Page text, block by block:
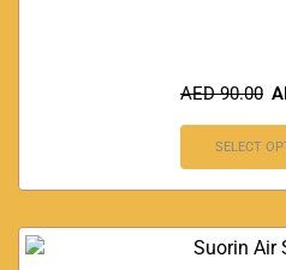
AED90.00
SELECT